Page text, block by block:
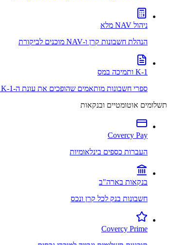
ניהול NAV מלא
הנהלת חשבונות קרן ו-NAV מוכנים לביקורת
K-1 ותמיכה במס
ספרי חשבונות מותאמים שהופכים את עונת ה-K-1 לפשוטה
תשלומים אוטומטיים ובנקאות
Covercy Pay
העברות כספים בינלאומיות
בנקאות בארה"ב
חשבונות בנק לכל קרן ונכס
Covercy Prime